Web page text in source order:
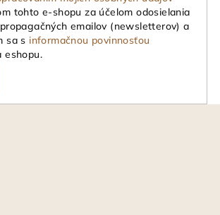
p
r
v
tohto e-shopu za účelom odosielania
emailov (newsletterov) a
sa s informačnou povinnosťou
eshopu.